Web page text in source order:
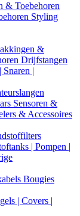
& Toebehoren
Styling
&
Drijfstangen
Snaren |
Sensoren &
& Accessoires
| Pompen |
Bougies
| Covers |